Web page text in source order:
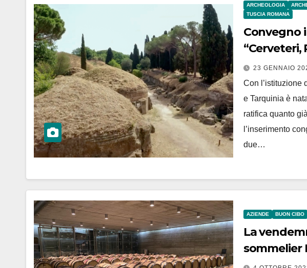
ARCHEOLOGIA
TUSCIA ROMANA
Convegno
“Cerveteri,
26-27
23 GENNAIO
Con l’istituzione
e Tarquinia è
ratifica quanto
l’inserimento
due…
AZIENDE BUON CIBO
La
sommelier
sanissime